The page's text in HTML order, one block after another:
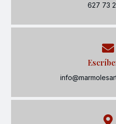
627 73